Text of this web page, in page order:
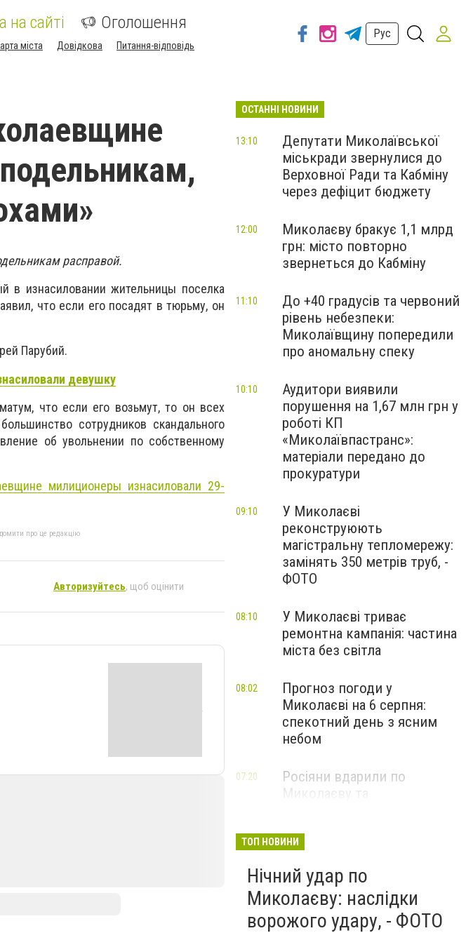
на сайті Оголошення
міста Довідкова Питання-відповідь
Рус
расправой.
в изнасиловании жительницы поселка
что если его посадят в тюрьму, он
Парубий.
девушку
что если его возьмут, то он всех
сотрудников скандального
об увольнении по собственному
милиционеры изнасиловали 29-
про це редакцію
Авторизуйтесь, щоб оцінити
ОСТАННІ НОВИНИ
Депутати Миколаївської
міськради звернулися до
Верховної Ради та Кабміну
через дефіцит бюджету
13:10
Миколаєву бракує 1,1 млрд
грн: місто повторно
звернеться до Кабміну
12:00
До +40 градусів та червоний
рівень небезпеки:
Миколаївщину попередили
про аномальну спеку
11:10
Аудитори виявили
порушення на 1,67 млн грн у
роботі КП
«Миколаївпастранс»:
матеріали передано до
прокуратури
10:10
У Миколаєві
реконструюють
магістральну тепломережу:
замінять 350 метрів труб, -
ФОТО
09:10
У Миколаєві триває
ремонтна кампанія: частина
міста без світла
08:10
Прогноз погоди у
Миколаєві на 6 серпня:
спекотний день з ясним
небом
08:02
Росіяни вдарили по
Миколаєву та
07:20
ТОП НОВИНИ
Нічний удар по
Миколаєву: наслідки
ворожого удару, - ФОТО